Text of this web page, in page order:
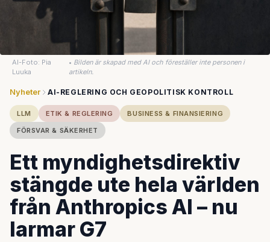
AI-Foto: Pia
Luuka
• Bilden är skapad med AI och föreställer inte personen i
artikeln.
Nyheter AI-REGLERING OCH GEOPOLITISK KONTROLL
LLM ETIK & REGLERING
BUSINESS & FINANSIERING
FÖRSVAR & SÄKERHET
Ett myndighetsdirektiv
stängde ute hela världen
från Anthropics AI – nu
larmar G7